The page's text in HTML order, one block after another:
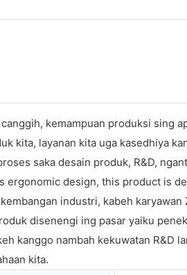
kemampuan produksi sing
kita, layanan kita uga kasedhiya
saka desain produk, R&D,
ergonomic design, this product is
industri, kabeh
disenengi ing pasar yaiku
kanggo nambah kekuwatan
kita.